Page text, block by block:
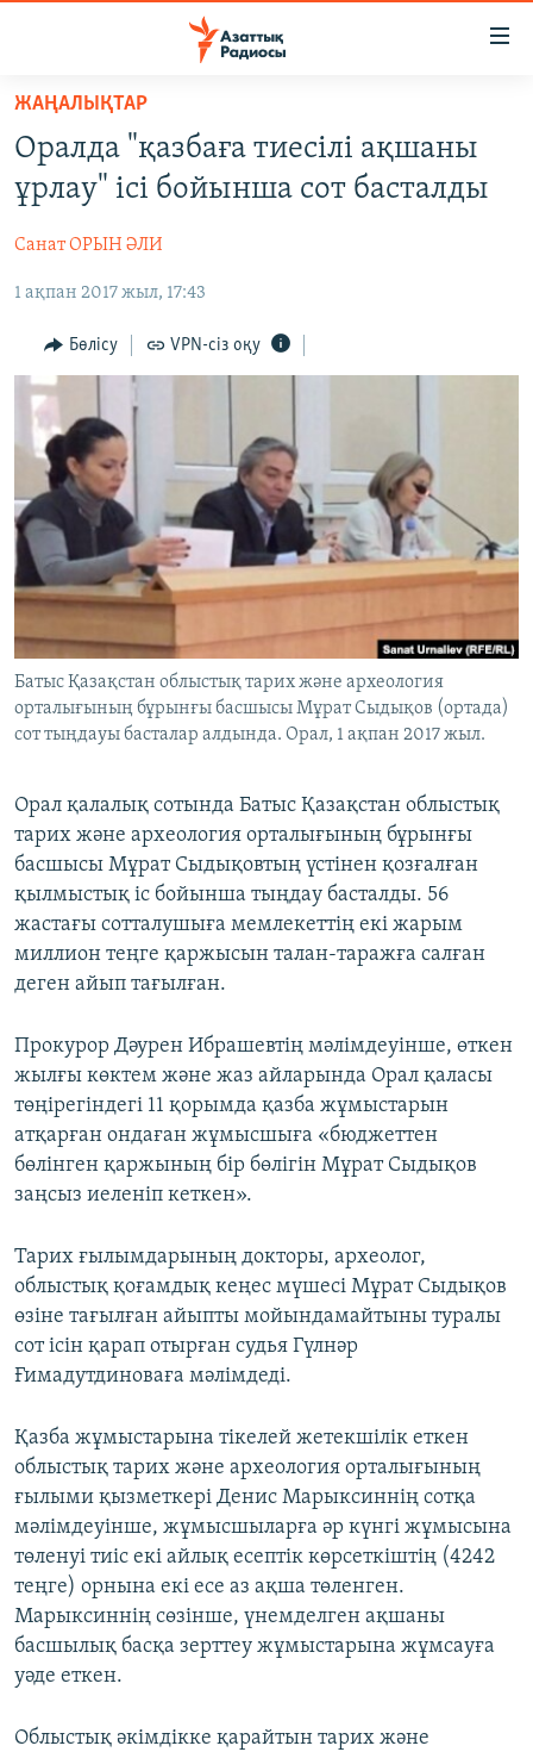
Skip
main
content
Skip
to
Navigation
Search
ЖАҢАЛЫҚТАР
САЯСАТ
AZATTYQTV
ҚАҢТАР ОҚИҒАСЫ
АДАМ ҚҰҚЫҚТАРЫ
ӘЛЕУМЕТ
ӘЛЕМ
АРНАЙЫ ЖОБАЛАР
Русский
ЖАЗЫЛЫҢЫЗ
Басқа тілдерде
ЖАҢАЛЫҚТАР
Оралда "қазбаға тиесілі ақшаны
ұрлау" ісі бойынша сот басталды
Санат ОРЫН ӘЛИ
1 ақпан 2017 жыл, 17:43
Бөлісу VPN-сіз оқу
Батыс Қазақстан облыстық тарих және археология
орталығының бұрынғы басшысы Мұрат Сыдықов (ортада)
сот тыңдауы басталар алдында. Орал, 1 ақпан 2017 жыл.
Орал қалалық сотында Батыс Қазақстан облыстық
тарих және археология орталығының бұрынғы
басшысы Мұрат Сыдықовтың үстінен қозғалған
қылмыстық іс бойынша тыңдау басталды. 56
жастағы сотталушыға мемлекеттің екі жарым
миллион теңге қаржысын талан-таражға салған
деген айып тағылған.
Прокурор Дәурен Ибрашевтің мәлімдеуінше, өткен
жылғы көктем және жаз айларында Орал қаласы
төңірегіндегі 11 қорымда қазба жұмыстарын
атқарған ондаған жұмысшыға «бюджеттен
бөлінген қаржының бір бөлігін Мұрат Сыдықов
заңсыз иеленіп кеткен».
Тарих ғылымдарының докторы, археолог,
облыстық қоғамдық кеңес мүшесі Мұрат Сыдықов
өзіне тағылған айыпты мойындамайтыны туралы
сот ісін қарап отырған судья Гүлнәр
Ғимадутдиноваға мәлімдеді.
Қазба жұмыстарына тікелей жетекшілік еткен
облыстық тарих және археология орталығының
ғылыми қызметкері Денис Марыксиннің сотқа
мәлімдеуінше, жұмысшыларға әр күнгі жұмысына
төленуі тиіс екі айлық есептік көрсеткіштің (4242
теңге) орнына екі есе аз ақша төленген.
Марыксиннің сөзінше, үнемделген ақшаны
басшылық басқа зерттеу жұмыстарына жұмсауға
уәде еткен.
Облыстық әкімдікке қарайтын тарих және